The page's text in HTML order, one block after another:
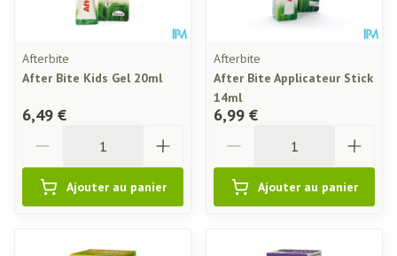
Afterbite
After Bite Kids Gel 20ml
6,49 €
Ajouter au panier
Afterbite
After Bite Applicateur Stick
14ml
6,99 €
Ajouter au panier